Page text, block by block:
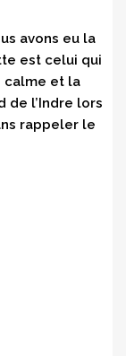
avons eu la
est celui qui
calme et la
de l’Indre lors
rappeler le